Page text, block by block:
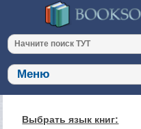
Выбрать язык книг: